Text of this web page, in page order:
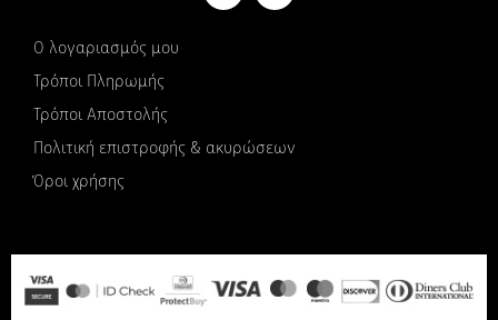
Ο λογαριασμός μου
Τρόποι Πληρωμής
Τρόποι Αποστολής
Πολιτική επιστροφής & ακυρώσεων
Όροι χρήσης